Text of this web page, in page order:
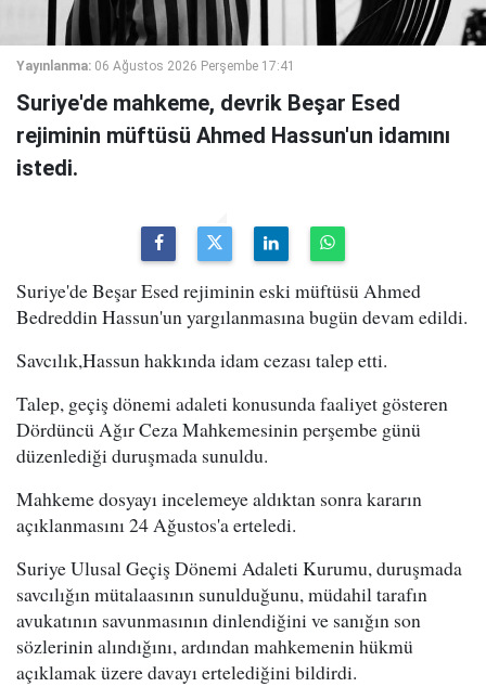
Yayınlanma: 06 Ağustos 2026 Perşembe 17:41
Suriye'de mahkeme, devrik Beşar Esed
rejiminin müftüsü Ahmed Hassun'un idamını
istedi.
Suriye'de Beşar Esed rejiminin eski müftüsü Ahmed
Bedreddin Hassun'un yargılanmasına bugün devam edildi.
Savcılık,Hassun hakkında idam cezası talep etti.
Talep, geçiş dönemi adaleti konusunda faaliyet gösteren
Dördüncü Ağır Ceza Mahkemesinin perşembe günü
düzenlediği duruşmada sunuldu.
Mahkeme dosyayı incelemeye aldıktan sonra kararın
açıklanmasını 24 Ağustos'a erteledi.
Suriye Ulusal Geçiş Dönemi Adaleti Kurumu, duruşmada
savcılığın mütalaasının sunulduğunu, müdahil tarafın
avukatının savunmasının dinlendiğini ve sanığın son
sözlerinin alındığını, ardından mahkemenin hükmü
açıklamak üzere davayı ertelediğini bildirdi.